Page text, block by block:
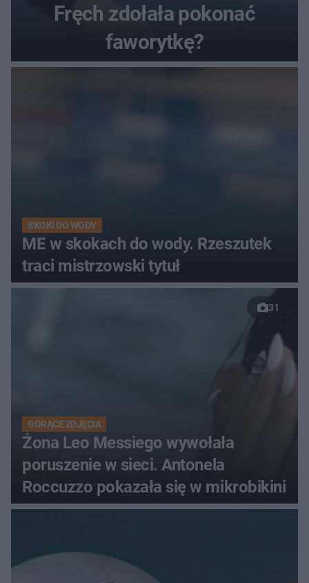
Fręch zdołała pokonać
faworytkę?
SKOKI DO WODY
ME w skokach do wody. Rzeszutek
traci mistrzowski tytuł
31
GORĄCE ZDJĘCIA
Żona Leo Messiego wywołała
poruszenie w sieci. Antonela
Roccuzzo pokazała się w mikrobikini